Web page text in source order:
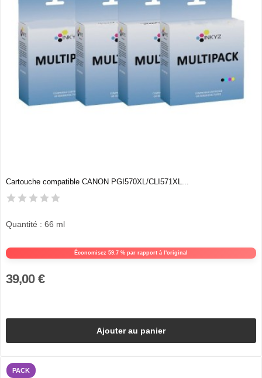
Cartouche compatible CANON PGI570XL/CLI571XL...
Économisez 59.7 % par rapport à l'original
Quantité : 66 ml
39,00 €
Ajouter au panier
PACK